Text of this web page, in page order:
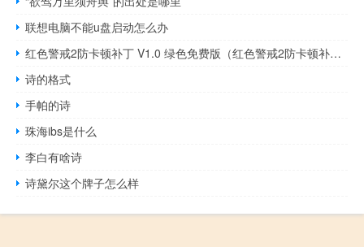
联想电脑不能u盘启动怎么办
红色警戒2防卡顿补丁 V1.0 绿色免费版（红色警戒2防卡顿补丁 V1.0 绿色免费版功能简介）
诗的格式
手帕的诗
珠海ibs是什么
李白有啥诗
诗黛尔这个牌子怎么样